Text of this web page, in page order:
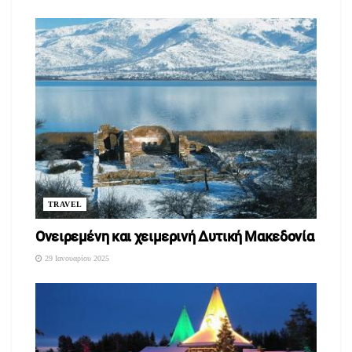
TRAVEL
Ονειρεμένη και χειμερινή Δυτική Μακεδονία
29 Ιανουαρίου 2025